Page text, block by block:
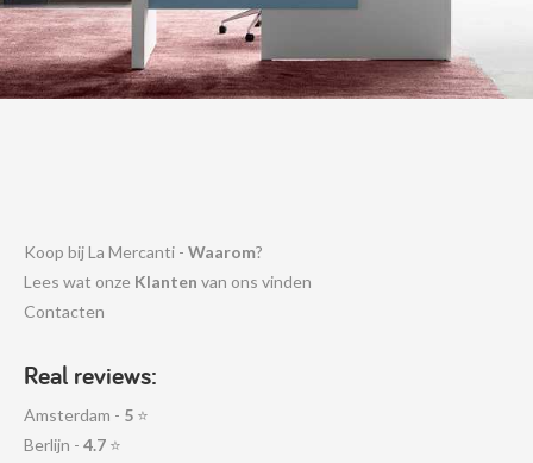
Koop bij La Mercanti - Waarom?
Lees wat onze Klanten van ons vinden
Contacten
Real reviews:
Amsterdam - 5 ⭐
Berlijn - 4.7 ⭐